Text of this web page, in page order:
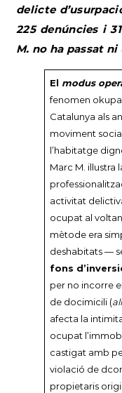
delicte
225 denúncies i
M. no ha passat
El modus
fenomen
Catalunya als
moviment
l’habitatge
Marc M.
activitat
ocupat al
mètode era
deshabitats —
fons
per no incorre
de docimicili (
afecta la
ocupat
castigat amb
violació de
propietaris